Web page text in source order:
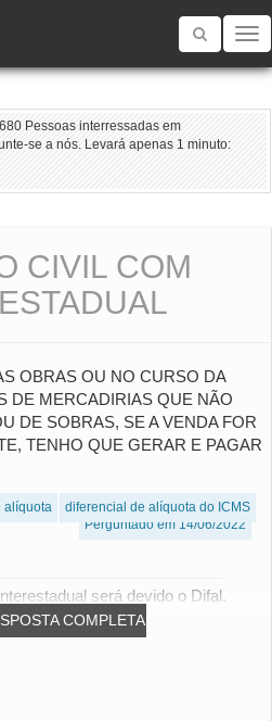
Toggle
Pessoas interressadas em
se a nós. Levará apenas 1 minuto:
CIVIL COM
OBRAS OU NO CURSO DA
DE MERCADIRIAS QUE NÃO
DE SOBRAS, SE A VENDA FOR
TENHO QUE GERAR E PAGAR
alíquota
diferencial de alíquota do ICMS
Perguntado em 14/06/2022
COMPLETA
será devido o Difal.